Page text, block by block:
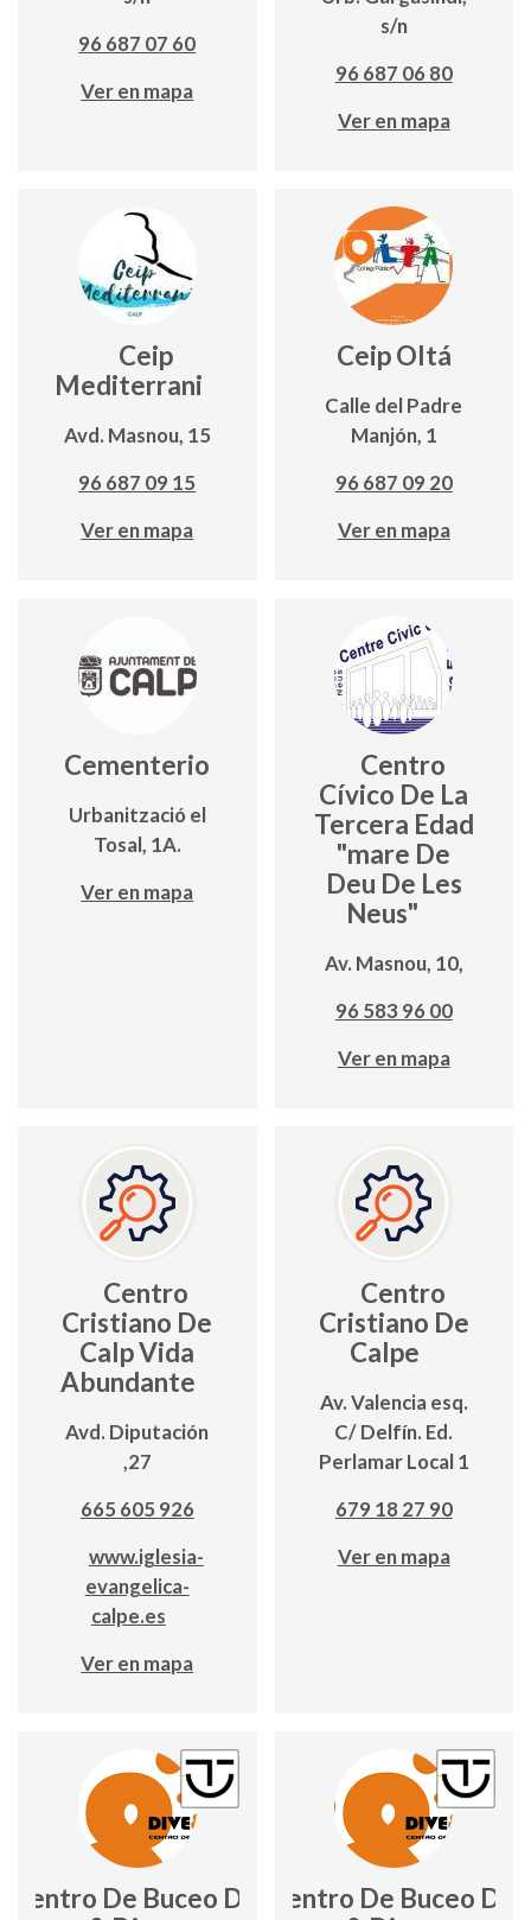
96 687 07 60
Ver en mapa
s/n
96 687 06 80
Ver en mapa
Ceip
Mediterrani
Avd. Masnou, 15
96 687 09 15
Ver en mapa
Ceip Oltá
Calle del Padre
Manjón, 1
96 687 09 20
Ver en mapa
Cementerio
Urbanització el
Tosal, 1A.
Ver en mapa
Centro
Cívico De La
Tercera Edad
"mare De
Deu De Les
Neus"
Av. Masnou, 10,
96 583 96 00
Ver en mapa
Centro
Cristiano De
Calp Vida
Abundante
Avd. Diputación
,27
665 605 926
www.iglesia-
evangelica-
calpe.es
Ver en mapa
Centro
Cristiano De
Calpe
Av. Valencia esq.
C/ Delfín. Ed.
Perlamar Local 1
679 18 27 90
Ver en mapa
Centro De Buceo Dive
Centro De Buceo